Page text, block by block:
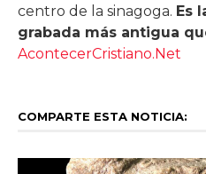
centro de la sinagoga. Es
grabada más antigua
AcontecerCristiano.Net
COMPARTE ESTA NOTICIA: